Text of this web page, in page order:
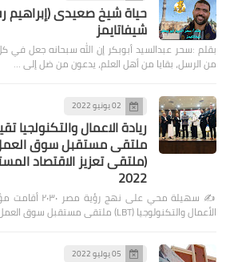
حياة شيخ صعيدى (إبراهيم
شيفاتايمز
بقلم :سحر عبدالسيد أبوبكر إن الله سبحانه جعل في
من الرسل، بقايا من أهل العلم، يدعون من ضل إلى …
02 يونيو 2022
ريادة الاعمال والتكنولجيا
ملتقى مستقبل سوق
(ملتقى تعزيز الاقتصاد
2022
✍️ سهيلة محي على نهج
الأعمال والتكنولوجيا (LBT) ملتقى مستقبل سوق العمل (ملت…
05 يوليو 2022